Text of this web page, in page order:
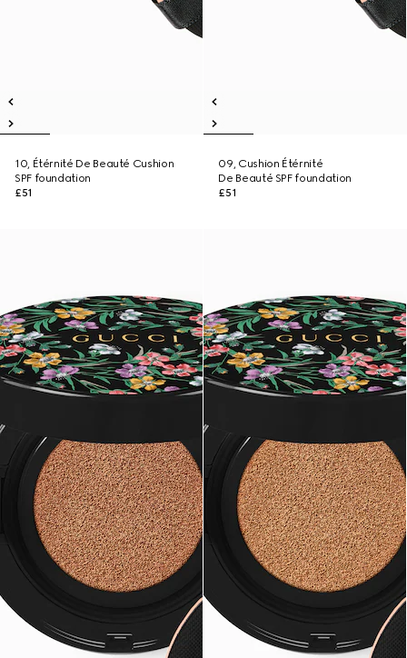
10, Étérnité De Beauté Cushion
SPF foundation
£51
09, Cushion Étérnité
De Beauté SPF foundation
£51